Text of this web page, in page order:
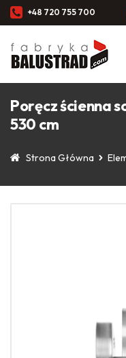
+48 720 755 700
Poręcz ścienna
530 cm
Strona Główna